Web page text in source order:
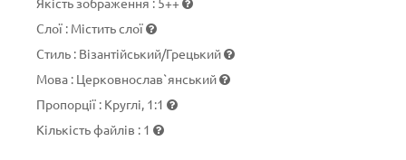
Слої : Містить слої
Стиль : Візантійський/Грецький
Мова : Церковнослав`янський
Пропорції : Круглі, 1:1
Кількість файлів : 1